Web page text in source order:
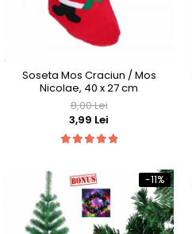
Soseta Mos Craciun / Mos
Nicolae, 40 x 27 cm
8,00 Lei
3,99 Lei
-11%